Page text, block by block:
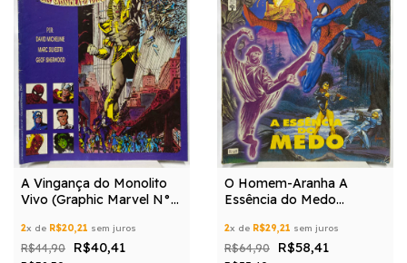
A Vingança do Monolito
Vivo (Graphic Marvel N°
2x de R$20,21 sem juros
R$44,90 R$40,41
O Homem-Aranha A
Essência do Medo
2x de R$29,21 sem juros
R$64,90 R$58,41